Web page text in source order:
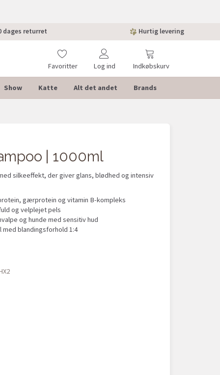
dages returret Hurtig levering
Indkøbskurv
Favoritter Log ind
Show Katte Alt det andet Brands
| 1000ml
silkeeffekt, der giver glans, blødhed og intensiv
gærprotein og vitamin B-kompleks
og velplejet pels
og hunde med sensitiv hud
blandingsforhold 1:4